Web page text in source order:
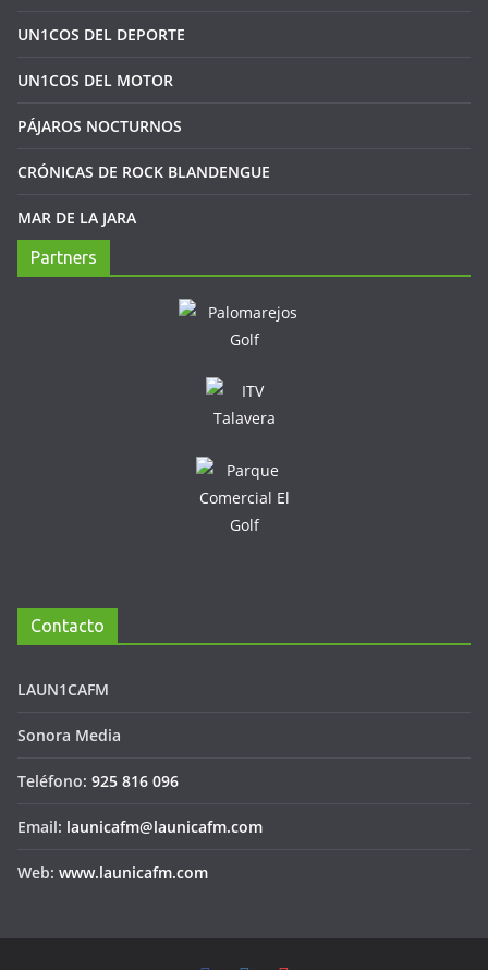
UN1COS DEL DEPORTE
UN1COS DEL MOTOR
PÁJAROS NOCTURNOS
CRÓNICAS DE ROCK BLANDENGUE
MAR DE LA JARA
Partners
Contacto
LAUN1CAFM
Sonora Media
Teléfono: 925 816 096
Email: launicafm@launicafm.com
Web: www.launicafm.com